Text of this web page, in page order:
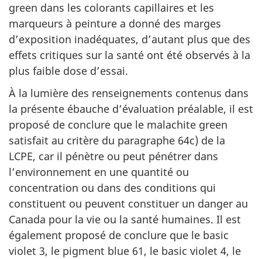
green dans les colorants capillaires et les
marqueurs à peinture a donné des marges
d’exposition inadéquates, d’autant plus que des
effets critiques sur la santé ont été observés à la
plus faible dose d’essai.
À la lumière des renseignements contenus dans
la présente ébauche d’évaluation préalable, il est
proposé de conclure que le malachite green
satisfait au critère du paragraphe 64c) de la
LCPE, car il pénètre ou peut pénétrer dans
l’environnement en une quantité ou
concentration ou dans des conditions qui
constituent ou peuvent constituer un danger au
Canada pour la vie ou la santé humaines. Il est
également proposé de conclure que le basic
violet 3, le pigment blue 61, le basic violet 4, le